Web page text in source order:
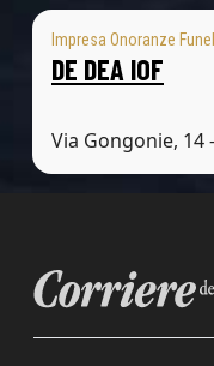
Impresa Onoranze
DE DEA IOF
Via Gongonie, 14